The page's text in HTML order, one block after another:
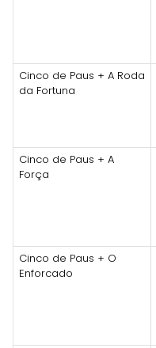
Cinco de Paus + A Roda
da Fortuna
Cinco de Paus + A
Força
Cinco de Paus + O
Enforcado